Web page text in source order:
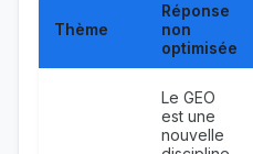
Thème
Réponse
non
optimisée
Le GEO
est une
nouvelle